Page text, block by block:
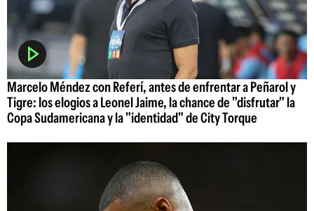
Marcelo Méndez con Referí, antes de enfrentar a Peñarol y
Tigre: los elogios a Leonel Jaime, la chance de "disfrutar" la
Copa Sudamericana y la "identidad" de City Torque